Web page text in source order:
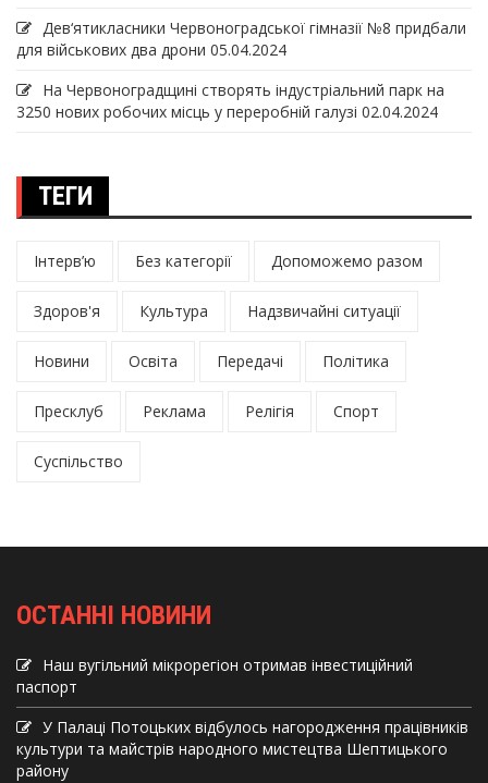
Дев‘ятикласники Червоноградської гімназії №8 придбали
для військових два дрони 05.04.2024
На Червоноградщині створять індустріальний парк на
3250 нових робочих місць у переробній галузі 02.04.2024
ТЕГИ
Інтерв’ю Без категорії Допоможемо разом
Здоров'я Культура Надзвичайні ситуації
Новини Освіта Передачі Політика
Пресклуб Реклама Релігія Спорт
Суспільство
ОСТАННІ НОВИНИ
Наш вугільний мікрорегіон отримав інвеcтиційний
паспорт
У Палаці Потоцьких відбулось нагородження працівників
культури та майстрів народного мистецтва Шептицького
району